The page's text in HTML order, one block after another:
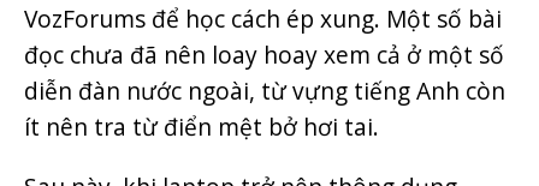
VozForums để học cách ép xung. Một số bài
đọc chưa đã nên loay hoay xem cả ở một số
diễn đàn nước ngoài, từ vựng tiếng Anh còn
ít nên tra từ điển mệt bở hơi tai.